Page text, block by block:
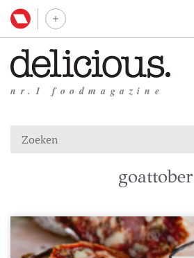
nr.1 foodmagazine
goattober